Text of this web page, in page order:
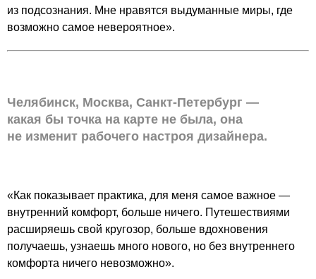
из подсознания. Мне нравятся выдуманные миры, где
возможно самое невероятное».
Челябинск, Москва, Санкт-Петербург —
какая бы точка на карте не была, она
не изменит рабочего настроя дизайнера.
«Как показывает практика, для меня самое важное —
внутренний комфорт, больше ничего. Путешествиями
расширяешь свой кругозор, больше вдохновения
получаешь, узнаешь много нового, но без внутреннего
комфорта ничего невозможно».